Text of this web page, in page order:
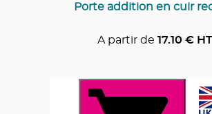
Porte addition en cuir
A partir de 17.10 € HT